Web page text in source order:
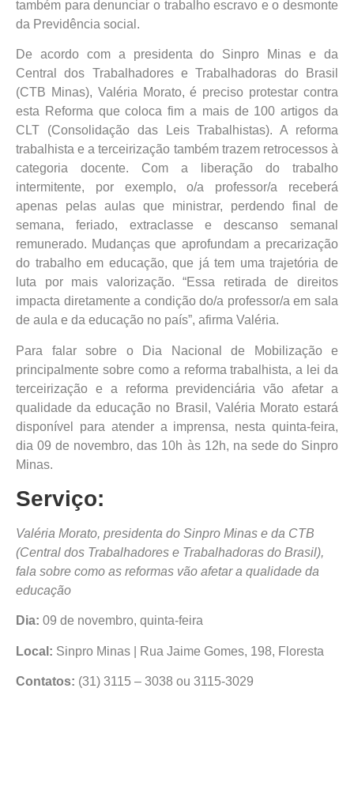
também para denunciar o trabalho escravo e o desmonte
da Previdência social.
De acordo com a presidenta do Sinpro Minas e da
Central dos Trabalhadores e Trabalhadoras do Brasil
(CTB Minas), Valéria Morato, é preciso protestar contra
esta Reforma que coloca fim a mais de 100 artigos da
CLT (Consolidação das Leis Trabalhistas). A reforma
trabalhista e a terceirização também trazem retrocessos à
categoria docente. Com a liberação do trabalho
intermitente, por exemplo, o/a professor/a receberá
apenas pelas aulas que ministrar, perdendo final de
semana, feriado, extraclasse e descanso semanal
remunerado. Mudanças que aprofundam a precarização
do trabalho em educação, que já tem uma trajetória de
luta por mais valorização. “Essa retirada de direitos
impacta diretamente a condição do/a professor/a em sala
de aula e da educação no país”, afirma Valéria.
Para falar sobre o Dia Nacional de Mobilização e
principalmente sobre como a reforma trabalhista, a lei da
terceirização e a reforma previdenciária vão afetar a
qualidade da educação no Brasil, Valéria Morato estará
disponível para atender a imprensa, nesta quinta-feira,
dia 09 de novembro, das 10h às 12h, na sede do Sinpro
Minas.
Serviço:
Valéria Morato, presidenta do Sinpro Minas e da CTB
(Central dos Trabalhadores e Trabalhadoras do Brasil),
fala sobre como as reformas vão afetar a qualidade da
educação
Dia: 09 de novembro, quinta-feira
Local: Sinpro Minas | Rua Jaime Gomes, 198, Floresta
Contatos: (31) 3115 – 3038 ou 3115-3029